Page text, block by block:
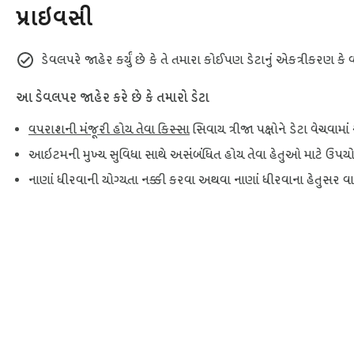
Disclaimer: This extension is not an official Lazada
પ્રાઇવસી
ડેવલપરે જાહેર કર્યું છે કે તે તમારા કોઈપણ ડેટાનું એકત્રીકરણ
આ ડેવલપર જાહેર કરે છે કે તમારો ડેટા
વપરાશની મંજૂરી હોય તેવા કિસ્સાસિવાય ત્રીજા પક્ષોને ડેટા
આઇટમની મુખ્ય સુવિધા સાથે અસંબંધિત હોય તેવા હેતુઓ માટે
નાણાં ધીરવાની યોગ્યતા નક્કી કરવા અથવા નાણાં ધીરવાના હેતુસર